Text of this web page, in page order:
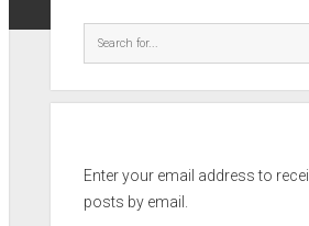
Enter your email address to
posts by email.